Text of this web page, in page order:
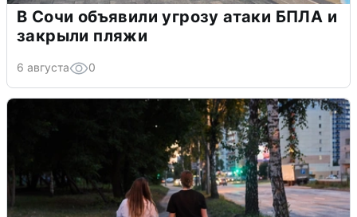
В Сочи объявили угрозу атаки БПЛА и
закрыли пляжи
6 августа 0